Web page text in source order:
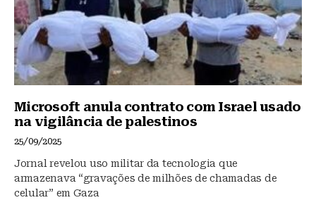
Microsoft anula contrato com Israel usado
na vigilância de palestinos
25/09/2025
Jornal revelou uso militar da tecnologia que
armazenava “gravações de milhões de chamadas de
celular” em Gaza